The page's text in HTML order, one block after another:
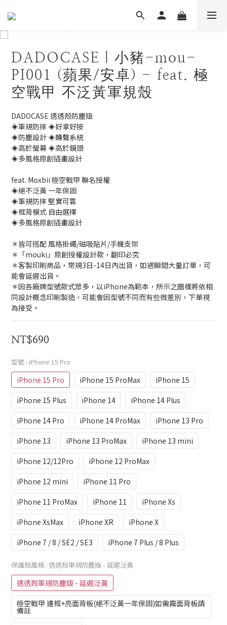
DADOCASE｜小豬-mou-
PI001 (蘋果/安卓) - feat. 極
空戰甲 不泛黃軍規殼
DADOCASE 透透殼防塵版
◈軍規防摔 ◈好拿好按
◈防塵設計 ◈轉聲系統
◈高於螢幕 ◈高於鏡頭
◈多風格原創插畫設計
feat. Moxbii 極空戰甲 聯名授權
◈絕不泛黃 一年保固
◈軍規防摔 堅實可靠
◈框背模式 自由選擇
◈多風格原創插畫設計
＊皆可搭配 風格掛繩/磁吸貼片/手機支架
＊「mouki」原創授權設計款，翻印必究
＊客製印刷商品，常規3日-14日內出貨，如遇瞬間大量訂單，可
能會延遲出貨。
＊因各廠牌型號款式眾多，以iPhone為範本，所示之圖樣將依相
同設計概念印刷製造，可能會因型號不同而有些微差別，下單視
為接受。
NT$690
型號 : iPhone 15 Pro
iPhone 15 Pro iPhone 15 ProMax
iPhone 15
iPhone 15 Plus
iPhone 14
iPhone 14 Plus
iPhone 14 Pro
iPhone 14 ProMax
iPhone 13 Pro
iPhone 13
iPhone 13 ProMax
iPhone 13 mini
iPhone 12/12Pro
iPhone 12 ProMax
iPhone 12 mini
iPhone 11 Pro
iPhone 11 ProMax
iPhone 11
iPhone Xs
iPhone XsMax
iPhone XR
iPhone X
iPhone 7 / 8 / SE2 / SE3
iPhone 7 Plus / 8 Plus
保護殼風格 : 透透殼軍規防塵版 - 延遲泛黃
透透殼軍規防塵版 - 延遲泛黃
極空戰甲 邊框+亮面背板(絕不泛黃一年保固)如需霧面背板請
備註